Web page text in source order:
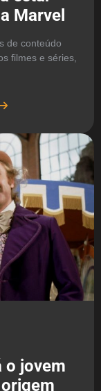
Marvel
de conteúdo
filmes e séries,
o jovem